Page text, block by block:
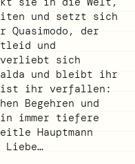
und setzt sich
der
und
sich
und bleibt ihr
ist ihr verfallen:
Begehren und
immer tiefere
Hauptmann
Liebe…